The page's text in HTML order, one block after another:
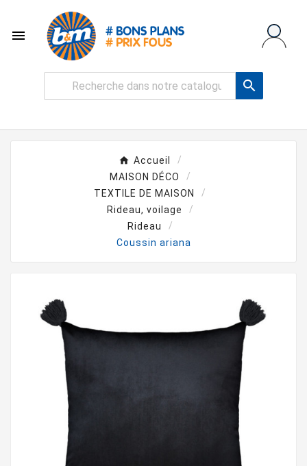


Accueil
MAISON DÉCO
TEXTILE DE MAISON
Rideau, voilage
Rideau
Coussin ariana